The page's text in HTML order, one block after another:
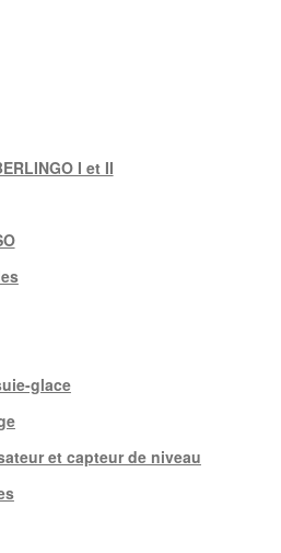
I et II
glace
et capteur de niveau